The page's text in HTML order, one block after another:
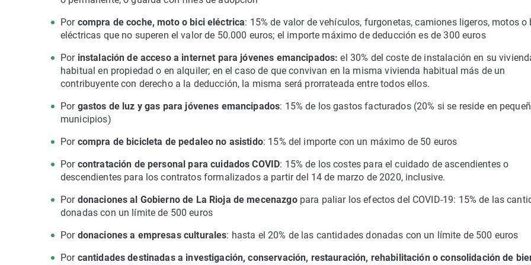
Por compra de coche, moto o bici eléctrica: 15% de valor de vehículos, furgonetas, camiones ligeros, motos o
eléctricas que no superen el valor de 50.000 euros; el importe máximo de deducción es de 300 euros
Porinstalación de acceso a internet para jóvenes emancipados: el 30% del coste de instalación en su
habitual en propiedad o en alquiler; en el caso de que convivan en la misma vivienda habitual más de un
contribuyente con derecho a la deducción, la misma será prorrateada entre todos ellos.
Por gastos de luz y gas para jóvenes emancipados: 15% de los gastos facturados (20% si se reside en
municipios)
Porcompra de bicicleta de pedaleo no asistido: 15% del importe con un máximo de 50 euros
Por contratación de personal para cuidados COVID: 15% de los costes para el cuidado de ascendientes o
descendientes para los contratos formalizados a partir del 14 de marzo de 2020, inclusive.
Por donaciones al Gobierno de La Rioja de mecenazgopara paliar los efectos del COVID-19: 15% de las
donadas con un límite de 500 euros
Por donaciones a empresas culturales: hasta el 20% de las cantidades donadas con un límite de 500 euros
Por cantidades destinadas a investigación, conservación, restauración, rehabilitación o consolidación de